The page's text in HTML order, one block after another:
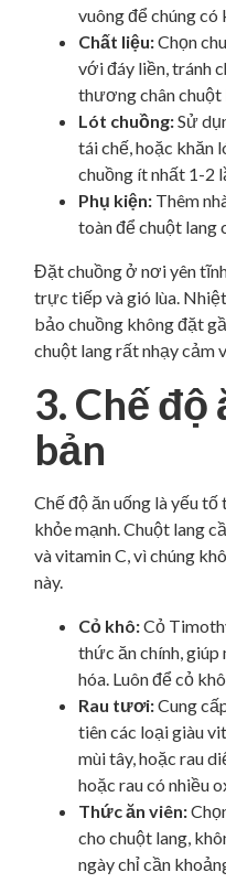
vuông để chúng có
Chất liệu:Chọn
với đáy liền, tránh
thương chân chuột
Lót chuồng:Sử
tái chế, hoặc khăn
chuồng ít nhất 1-2
Phụ kiện: Thêm
toàn để chuột lang
Đặt chuồng ở nơi yên
trực tiếp và gió lùa.
bảo chuồng không đặt
chuột lang rất nhạy cảm
3. Chế độ
bản
Chế độ ăn uống là yếu
khỏe mạnh. Chuột lang
và vitamin C, vì chúng
này.
Cỏ khô:Cỏ
thức ăn chính,
hóa. Luôn để cỏ
Rau tươi:Cung
tiên các loại giàu
mùi tây, hoặc rau
hoặc rau có nhiều
Thức ăn viên:
cho chuột lang,
ngày chỉ cần